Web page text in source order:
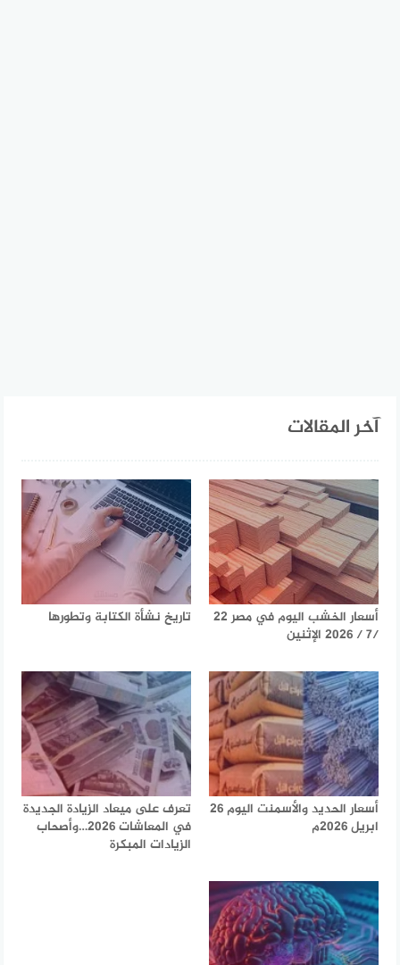
آخر المقالات
أسعار الخشب اليوم في مصر 22
/7 / 2026 الإثنين
تاريخ نشأة الكتابة وتطورها
أسعار الحديد والأسمنت اليوم 26
ابريل 2026م
تعرف على ميعاد الزيادة الجديدة
في المعاشات 2026…وأصحاب
الزيادات المبكرة